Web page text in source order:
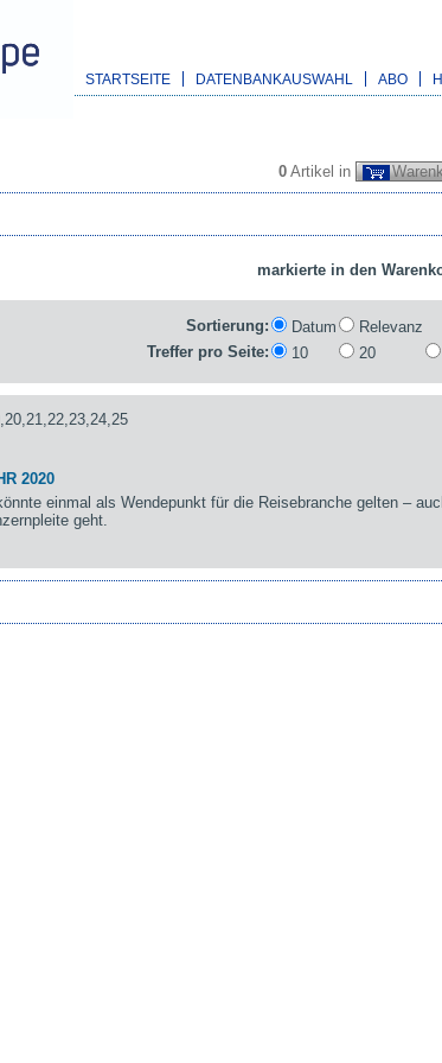
STARTSEITE DATENBANKAUSWAHL ABO
0 Artikel in
Sortierung: Datum
Relevanz
Treffer pro Seite:
10 20
2020
einmal als Wendepunkt für die Reisebranche gelten –
geht.